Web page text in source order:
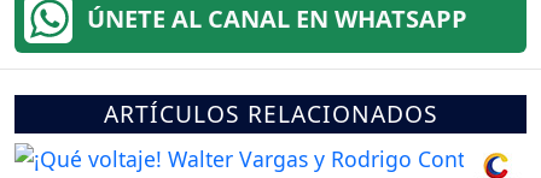
ÚNETE AL CANAL EN WHATSAPP
ARTÍCULOS RELACIONADOS